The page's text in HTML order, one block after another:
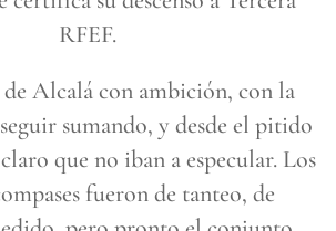
RFEF.
de Alcalá con ambición, con la
sumando, y desde el pitido
que no iban a especular. Los
fueron de tanteo, de